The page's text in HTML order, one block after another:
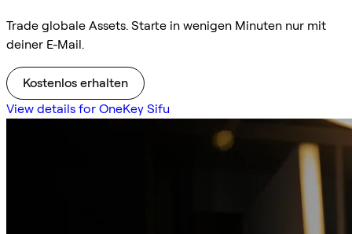
Trade globale Assets. Starte in wenigen Minuten nur mit
deiner E-Mail.
Kostenlos erhalten
View details for OneKey Sifu